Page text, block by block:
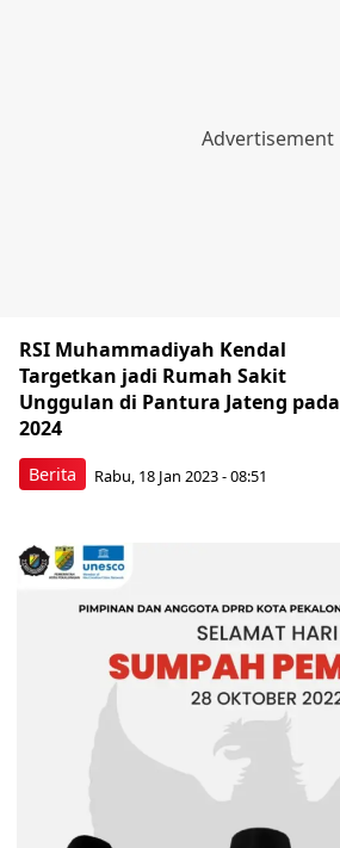
Berita
RSI Muhammadiyah Kendal
Targetkan jadi Rumah Sakit
Unggulan di Pantura Jateng pada
2024
Rabu, 18 Jan 2023 - 08:51